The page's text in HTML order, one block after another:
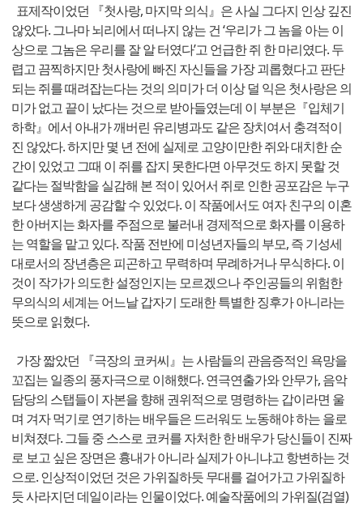
표제작이었던 『첫사랑, 마지막 의식』은 사실 그다지 인상 깊진
않았다. 그나마 뇌리에서 떠나지 않는 건 ‘우리가 그 놈을 아는 이
상으로 그놈은 우리를 잘 알 터였다’고 언급한 쥐 한 마리였다. 두
렵고 끔찍하지만 첫사랑에 빠진 자신들을 가장 괴롭혔다고 판단
되는 쥐를 때려잡는다는 것의 의미가 더 이상 덜 익은 첫사랑은 의
미가 없고 끝이 났다는 것으로 받아들였는데 이 부분은『입체기
하학』에서 아내가 깨버린 유리병과도 같은 장치여서 충격적이
진 않았다. 하지만 몇 년 전에 실제로 고양이만한 쥐와 대치한 순
간이 있었고 그때 이 쥐를 잡지 못한다면 아무것도 하지 못할 것
같다는 절박함을 실감해 본 적이 있어서 쥐로 인한 공포감은 누구
보다 생생하게 공감할 수 있었다. 이 작품에서도 여자 친구의 이혼
한 아버지는 화자를 주점으로 불러내 경제적으로 화자를 이용하
는 역할을 맡고 있다. 작품 전반에 미성년자들의 부모, 즉 기성세
대로서의 장년층은 피곤하고 무력하며 무례하거나 무식하다. 이
것이 작가가 의도한 설정인지는 모르겠으나 주인공들의 위험한
무의식의 세계는 어느날 갑자기 도래한 특별한 징후가 아니라는
뜻으로 읽혔다.
가장 짧았던 『극장의 코커씨』는 사람들의 관음증적인 욕망을
꼬집는 일종의 풍자극으로 이해했다. 연극연출가와 안무가, 음악
담당의 스탭들이 자본을 향해 권위적으로 명령하는 갑이라면 울
며 겨자 먹기로 연기하는 배우들은 드러워도 노동해야 하는 을로
비쳐졌다. 그들 중 스스로 코커를 자처한 한 배우가 당신들이 진짜
로 보고 싶은 장면은 흉내가 아니라 실제가 아니냐고 항변하는 것
으로. 인상적이었던 것은 가위질하듯 무대를 걸어가고 가위질하
듯 사라지던 데일이라는 인물이었다. 예술작품에의 가위질(검열)